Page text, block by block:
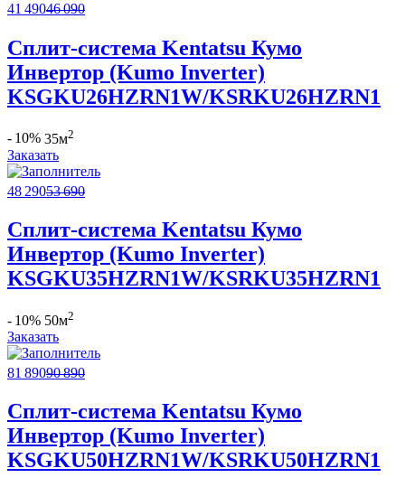
41 49046 090
Сплит-система Kentatsu Кумо
Инвертор (Kumo Inverter)
KSGKU26HZRN1W/KSRKU26HZRN1
- 10% 35м2
Заказать
48 29053 690
Сплит-система Kentatsu Кумо
Инвертор (Kumo Inverter)
KSGKU35HZRN1W/KSRKU35HZRN1
- 10% 50м2
Заказать
81 89090 890
Сплит-система Kentatsu Кумо
Инвертор (Kumo Inverter)
KSGKU50HZRN1W/KSRKU50HZRN1